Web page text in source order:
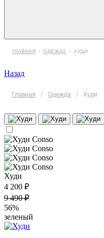
ГЛАВНАЯ / ОДЕЖДА / ХУДИ
Назад
Главная / Одежда / Худи
Худи
4 200 ₽
9 490 ₽
56%
зеленый